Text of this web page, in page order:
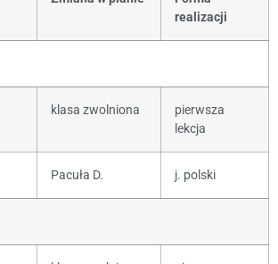
realizacji
klasa zwolniona
pierwsza
lekcja
Pacuła D. j. polski